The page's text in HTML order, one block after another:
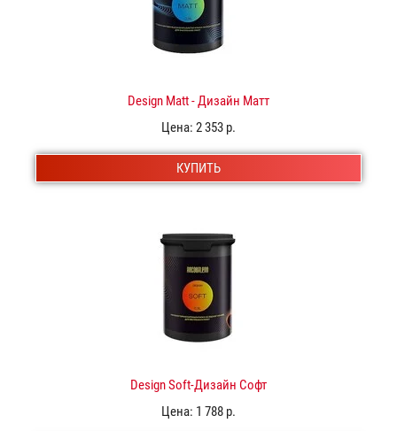
Design Matt - Дизайн Матт
Цена: 2 353 р.
КУПИТЬ
Design Soft-Дизайн Софт
Цена: 1 788 р.